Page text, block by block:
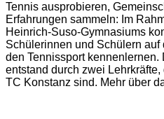
Tennis ausprobieren,
Erfahrungen sammeln: Im
Heinrich-Suso-Gymnasiums
Schülerinnen und Schülern
den Tennissport kennenlernen.
entstand durch zwei
TC Konstanz sind. Mehr über